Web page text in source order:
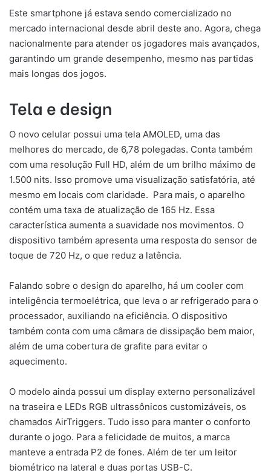
Este smartphone já estava sendo comercializado no
mercado internacional desde abril deste ano. Agora, chega
nacionalmente para atender os jogadores mais avançados,
garantindo um grande desempenho, mesmo nas partidas
mais longas dos jogos.
Tela e design
O novo celular possui uma tela AMOLED, uma das
melhores do mercado, de 6,78 polegadas. Conta também
com uma resolução Full HD, além de um brilho máximo de
1.500 nits. Isso promove uma visualização satisfatória, até
mesmo em locais com claridade. Para mais, o aparelho
contém uma taxa de atualização de 165 Hz. Essa
característica aumenta a suavidade nos movimentos. O
dispositivo também apresenta uma resposta do sensor de
toque de 720 Hz, o que reduz a latência.
Falando sobre o design do aparelho, há um cooler com
inteligência termoelétrica, que leva o ar refrigerado para o
processador, auxiliando na eficiência. O dispositivo
também conta com uma câmara de dissipação bem maior,
além de uma cobertura de grafite para evitar o
aquecimento.
O modelo ainda possui um display externo personalizável
na traseira e LEDs RGB ultrassônicos customizáveis, os
chamados AirTriggers. Tudo isso para manter o conforto
durante o jogo. Para a felicidade de muitos, a marca
manteve a entrada P2 de fones. Além de ter um leitor
biométrico na lateral e duas portas USB-C.